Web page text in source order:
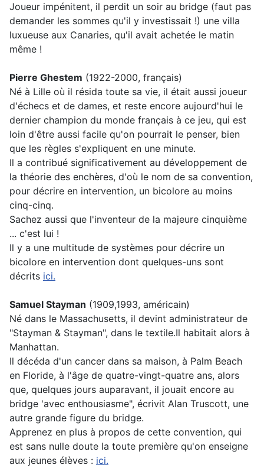
Joueur impénitent, il perdit un soir au bridge (faut pas
demander les sommes qu'il y investissait !) une villa
luxueuse aux Canaries, qu'il avait achetée le matin
même !
Pierre Ghestem (1922-2000, français)
Né à Lille où il résida toute sa vie, il était aussi joueur
d'échecs et de dames, et reste encore aujourd'hui le
dernier champion du monde français à ce jeu, qui est
loin d'être aussi facile qu'on pourrait le penser, bien
que les règles s'expliquent en une minute.
Il a contribué significativement au développement de
la théorie des enchères, d'où le nom de sa convention,
pour décrire en intervention, un bicolore au moins
cinq-cinq.
Sachez aussi que l'inventeur de la majeure cinquième
... c'est lui !
Il y a une multitude de systèmes pour décrire un
bicolore en intervention dont quelques-uns sont
décrits ici.
Samuel Stayman (1909,1993, américain)
Né dans le Massachusetts, il devint administrateur de
"Stayman & Stayman", dans le textile.Il habitait alors à
Manhattan.
Il décéda d'un cancer dans sa maison, à Palm Beach
en Floride, à l'âge de quatre-vingt-quatre ans, alors
que, quelques jours auparavant, il jouait encore au
bridge 'avec enthousiasme", écrivit Alan Truscott, une
autre grande figure du bridge.
Apprenez en plus à propos de cette convention, qui
est sans nulle doute la toute première qu'on enseigne
aux jeunes élèves : ici.